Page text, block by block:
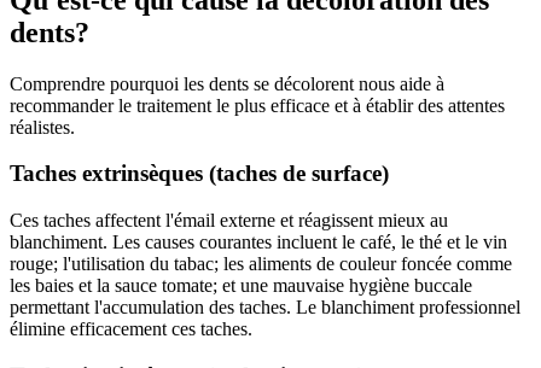
dents?
Comprendre pourquoi les dents se décolorent nous aide à
recommander le traitement le plus efficace et à établir des attentes
réalistes.
Taches extrinsèques (taches de surface)
Ces taches affectent l'émail externe et réagissent mieux au
blanchiment. Les causes courantes incluent le café, le thé et le vin
rouge; l'utilisation du tabac; les aliments de couleur foncée comme
les baies et la sauce tomate; et une mauvaise hygiène buccale
permettant l'accumulation des taches. Le blanchiment professionnel
élimine efficacement ces taches.